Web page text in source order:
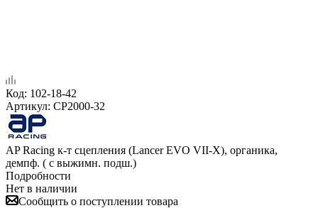
Код: 102-18-42
Артикул: CP2000-32
AP Racing к-т сцепления (Lancer EVO VII-X), органика,
демпф. ( с выжимн. подш.)
Подробности
Нет в наличии
Сообщить о поступлении товара